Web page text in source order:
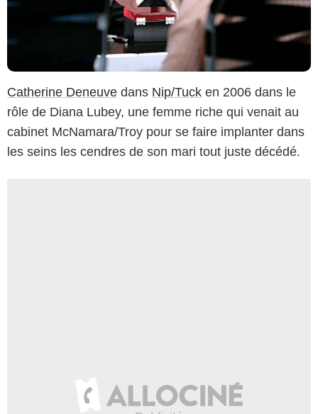
Catherine Deneuve dans Nip/Tuck en 2006 dans le
rôle de Diana Lubey, une femme riche qui venait au
cabinet McNamara/Troy pour se faire implanter dans
les seins les cendres de son mari tout juste décédé.